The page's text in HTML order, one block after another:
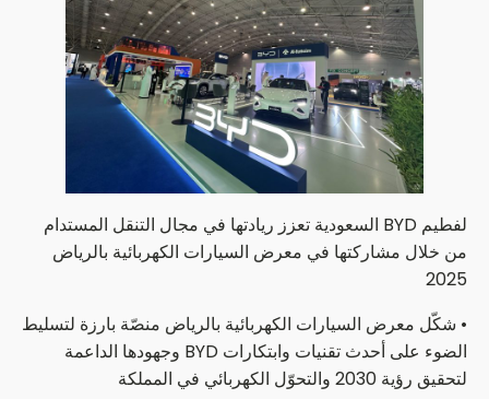
لفطيم BYD السعودية تعزز ريادتها في مجال التنقل المستدام
من خلال مشاركتها في معرض السيارات الكهربائية بالرياض
2025
• شكّل معرض السيارات الكهربائية بالرياض منصّة بارزة لتسليط
الضوء على أحدث تقنيات وابتكارات BYD وجهودها الداعمة
لتحقيق رؤية 2030 والتحوّل الكهربائي في المملكة